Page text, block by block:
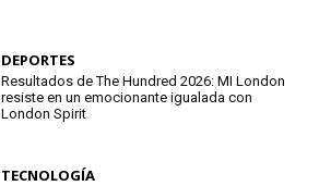
DEPORTES
Resultados de The Hundred 2026: MI London
resiste en un emocionante igualada con
London Spirit
TECNOLOGÍA